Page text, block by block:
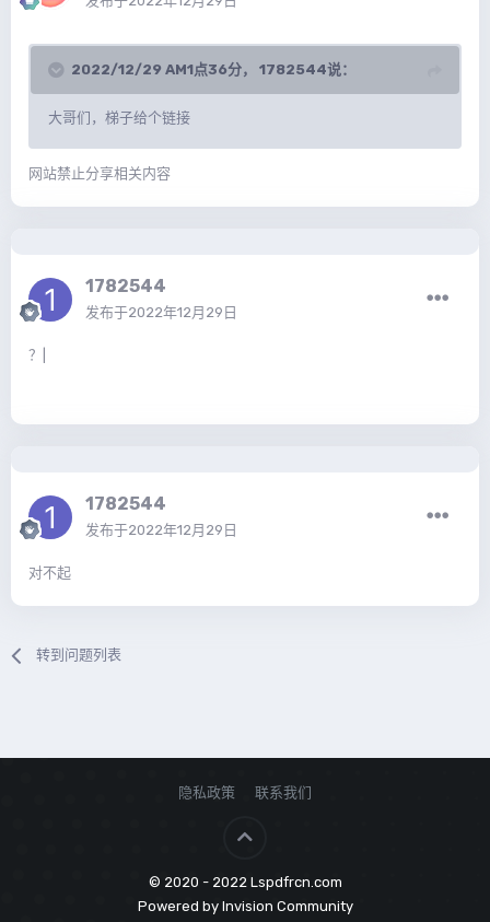
2022/12/29 AM1点36分， 1782544说：
大哥们，梯子给个链接
网站禁止分享相关内容
1782544
发布于2022年12月29日
？|
1782544
发布于2022年12月29日
对不起
转到问题列表
隐私政策 联系我们
© 2020 - 2022 Lspdfrcn.com
Powered by Invision Community